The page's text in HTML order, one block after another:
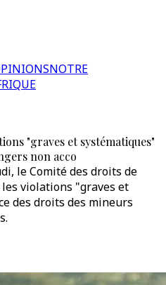
NOTRE
"graves et systématiques"
non acco
le Comité des droits de
les violations "graves et
des droits des mineurs